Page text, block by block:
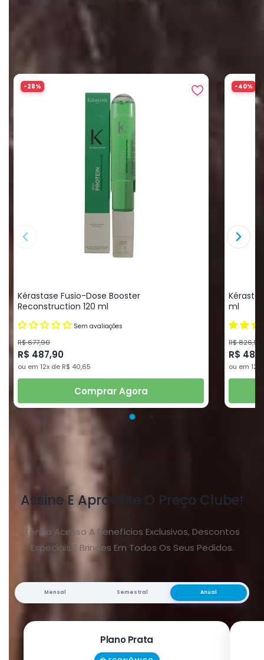
Produtos Recomendados
-28%
Kérastase Fusio-Dose Booster
Reconstruction 120 ml
Sem avaliações
R$ 677,90
R$ 487,90
ou em 12x de R$ 40,65
Comprar Agora
-40%
ml
R$ 826,90
R$
ou em 12x
Assine E Aproveite O Preço Clube!
Tenha Acesso A Benefícios Exclusivos, Descontos
Especiais E Brindes Em Todos Os Seus Pedidos.
Mensal Semestral Anual
Plano Prata